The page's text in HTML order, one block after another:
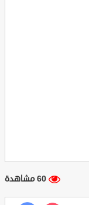
60 مشاهدة